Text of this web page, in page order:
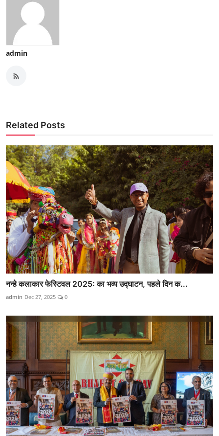
admin
Related Posts
नन्हे कलाकार फेस्टिवल 2025: का भव्य उद्घाटन, पहले दिन क...
admin Dec 27, 2025 0